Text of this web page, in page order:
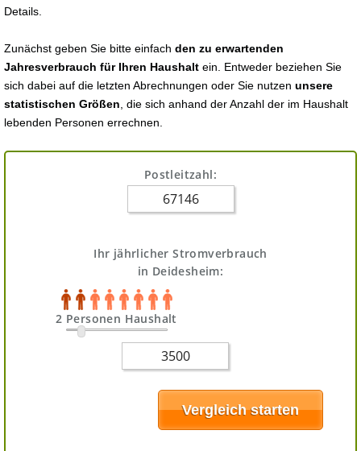
Details.
Zunächst geben Sie bitte einfach den zu erwartenden
Jahresverbrauch für Ihren Haushalt ein. Entweder beziehen Sie
sich dabei auf die letzten Abrechnungen oder Sie nutzen unsere
statistischen Größen , die sich anhand der Anzahl der im Haushalt
lebenden Personen errechnen.
Postleitzahl:
Ihr jährlicher Stromverbrauch
in Deidesheim:
2 Personen Haushalt